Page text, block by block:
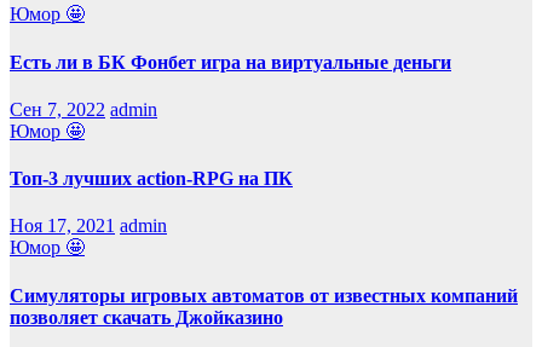
Юмор 🤩
Есть ли в БК Фонбет игра на виртуальные деньги
Сен 7, 2022 admin
Юмор 🤩
Топ-3 лучших action-RPG на ПК
Ноя 17, 2021 admin
Юмор 🤩
Симуляторы игровых автоматов от известных компаний
позволяет скачать Джойказино